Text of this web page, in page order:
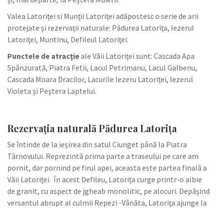
Valea Latoriţei si Munţii Latoriţei adăpostesc o serie de arii
protejate şi rezervaţii naturale: Pădurea Latoriţa, Iezerul
Latoriţei, Muntinu, Defileul Latoriţei.
Punctele de atracţieale Văii Latoriţei sunt: Cascada Apa
Spânzurată, Piatra Fetii, Lacul Petrimanu, Lacul Galbenu,
Cascada Moara Dracilor, Lacurile Iezeru Latoriţei, Iezerul
Violeta şi Peştera Laptelui.
Rezervaţia naturală Pădurea Latorița
Se întinde de la ieşirea din satul Ciunget până la Piatra
Târnovului. Reprezintă prima parte a traseului pe care am
pornit, dar pornind pe firul apei, aceasta este partea finală a
Văii Latoriţei. În acest Defileu, Latoriţa curge printr-o albie
de granit, cu aspect de jgheab monolitic, pe alocuri. Depăşind
versantul abrupt al culmii Repezi -Vânăta, Latoriţa ajunge la